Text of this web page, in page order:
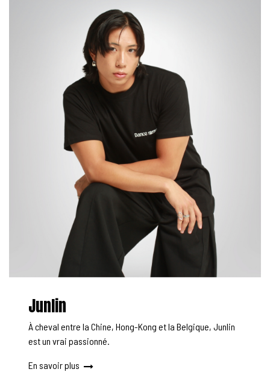
Junlin
À cheval entre la Chine, Hong-Kong et la Belgique, Junlin
est un vrai passionné.
En savoir plus